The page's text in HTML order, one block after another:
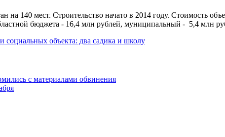
на 140 мест. Строительство начато в 2014 году. Стоимость
бюджета - 16,4 млн рублей, муниципальный - 5,4 млн
социальных объекта: два садика и школу
с материалами обвинения